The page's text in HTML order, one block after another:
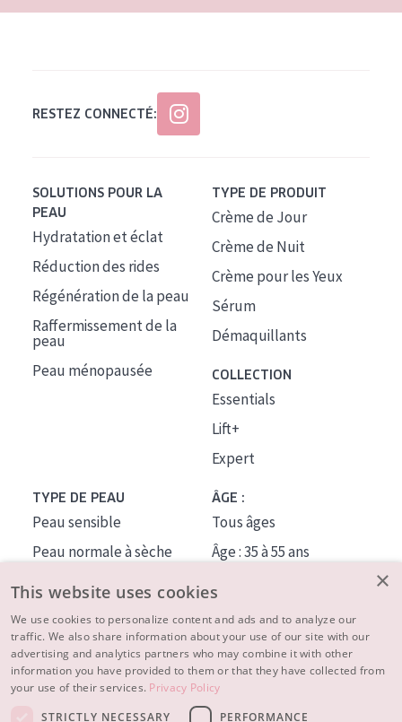
RESTEZ CONNECTÉ:
SOLUTIONS POUR LA
PEAU
Hydratation et éclat
Réduction des rides
Régénération de la peau
Raffermissement de la
peau
Peau ménopausée
TYPE DE PRODUIT
Crème de Jour
Crème de Nuit
Crème pour les Yeux
Sérum
Démaquillants
COLLECTION
Essentials
Lift+
Expert
TYPE DE PEAU
Peau sensible
Peau normale à sèche
Peau mixte ou grasse
Peau mature
Peau ménopausée
ÂGE :
Tous âges
Âge : 35 à 55 ans
À PROPOS
CONSEILS BEAUTÉ
×
This website uses cookies
We use cookies to personalize content and ads and to analyze our
traffic. We also share information about your use of our site with our
advertising and analytics partners who may combine it with other
information you have provided to them or that they have collected from
your use of their services. Privacy Policy
STRICTLY NECESSARY
PERFORMANCE